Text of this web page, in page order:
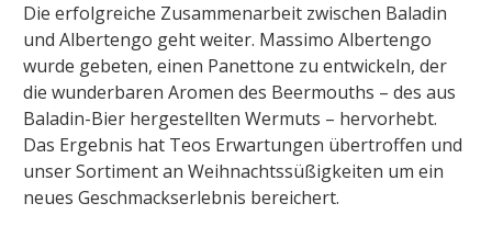
Die erfolgreiche Zusammenarbeit zwischen Baladin
und Albertengo geht weiter. Massimo Albertengo
wurde gebeten, einen Panettone zu entwickeln, der
die wunderbaren Aromen des Beermouths – des aus
Baladin-Bier hergestellten Wermuts – hervorhebt.
Das Ergebnis hat Teos Erwartungen übertroffen und
unser Sortiment an Weihnachtssüßigkeiten um ein
neues Geschmackserlebnis bereichert.